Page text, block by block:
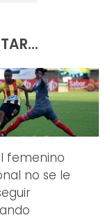
femenino
no se le